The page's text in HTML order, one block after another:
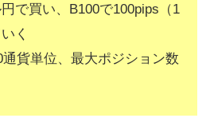
で買い、B100で100pips（1
く
通貨単位、最大ポジション数